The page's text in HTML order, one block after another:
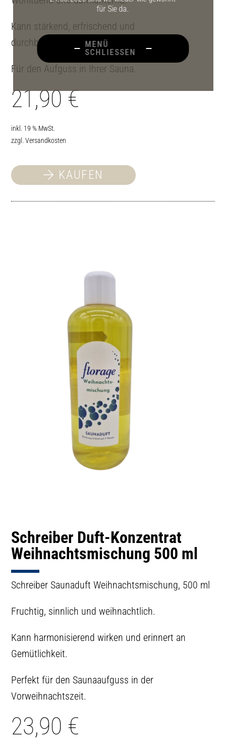
Kann stärkend, erfrischend und
durchblutungsfördernd wirken.
Für den Aufguss in Ihrer Sauna.
21,90€
inkl. 19 % MwSt.
zzgl.Versandkosten
KAUFEN
Schreiber Duft-Konzentrat
Weihnachtsmischung 500 ml
Schreiber Saunaduft Weihnachtsmischung, 500 ml
Fruchtig, sinnlich und weihnachtlich.
Kann harmonisierend wirken und erinnert an
Gemütlichkeit.
Perfekt für den Saunaaufguss in der
Vorweihnachtszeit.
23,90 €
für Sie da.
MENÜ
SCHLIESSEN